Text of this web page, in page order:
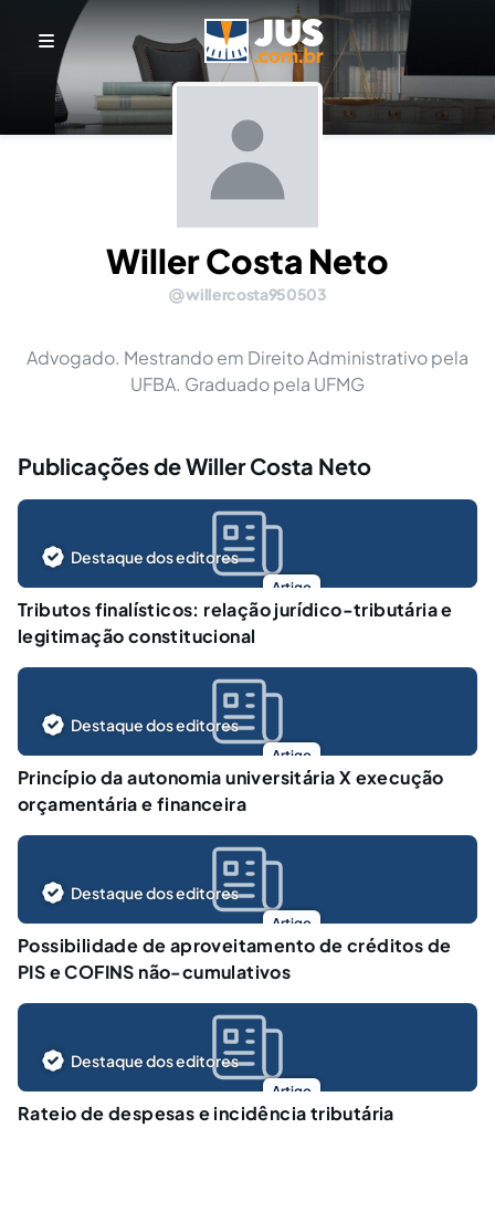
Willer Costa Neto
willercosta950503
Advogado. Mestrando em Direito Administrativo pela
UFBA. Graduado pela UFMG
Publicações de Willer Costa Neto
Artigo
Destaque dos editores
Tributos finalísticos: relação jurídico-tributária e
legitimação constitucional
Artigo
Destaque dos editores
Princípio da autonomia universitária X execução
orçamentária e financeira
Artigo
Destaque dos editores
Possibilidade de aproveitamento de créditos de
PIS e COFINS não-cumulativos
Artigo
Destaque dos editores
Rateio de despesas e incidência tributária